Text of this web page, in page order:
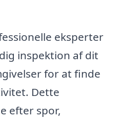
eksperter
inspektion af dit
for at finde
Dette
efter spor,